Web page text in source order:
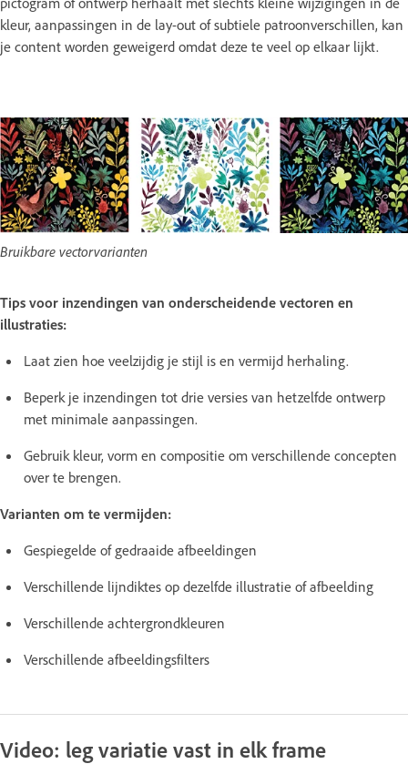
kleur, aanpassingen in de lay-out of subtiele patroonverschillen, kan
je content worden geweigerd omdat deze te veel op elkaar lijkt.
Bruikbare vectorvarianten
Tips voor inzendingen van onderscheidende vectoren en
illustraties:
Laat zien hoe veelzijdig je stijl is en vermijd herhaling.
Beperk je inzendingen tot drie versies van hetzelfde ontwerp
met minimale aanpassingen.
Gebruik kleur, vorm en compositie om verschillende concepten
over te brengen.
Varianten om te vermijden:
Gespiegelde of gedraaide afbeeldingen
Verschillende lijndiktes op dezelfde illustratie of afbeelding
Verschillende achtergrondkleuren
Verschillende afbeeldingsfilters
Video: leg variatie vast in elk frame